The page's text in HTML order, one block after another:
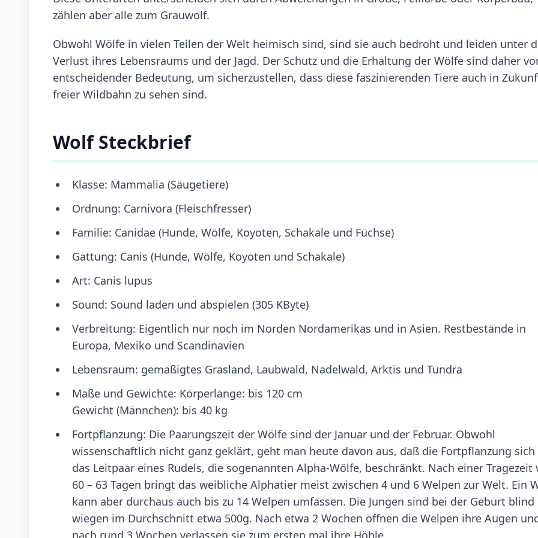
zählen aber alle zum Grauwolf.
Obwohl Wölfe in vielen Teilen der Welt heimisch sind, sind sie auch bedroht und leiden unter
Verlust ihres Lebensraums und der Jagd. Der Schutz und die Erhaltung der Wölfe sind daher
entscheidender Bedeutung, um sicherzustellen, dass diese faszinierenden Tiere auch in
freier Wildbahn zu sehen sind.
Wolf Steckbrief
Klasse: Mammalia (Säugetiere)
Ordnung: Carnivora (Fleischfresser)
Familie: Canidae (Hunde, Wölfe, Koyoten, Schakale und Füchse)
Gattung: Canis (Hunde, Wölfe, Koyoten und Schakale)
Art: Canis lupus
Sound: Sound laden und abspielen (305 KByte)
Verbreitung: Eigentlich nur noch im Norden Nordamerikas und in Asien. Restbestände in
Europa, Mexiko und Scandinavien
Lebensraum: gemäßigtes Grasland, Laubwald, Nadelwald, Arktis und Tundra
Maße und Gewichte: Körperlänge: bis 120 cm
Gewicht (Männchen): bis 40 kg
Fortpflanzung: Die Paarungszeit der Wölfe sind der Januar und der Februar. Obwohl
wissenschaftlich nicht ganz geklärt, geht man heute davon aus, daß die Fortpflanzung sich
das Leitpaar eines Rudels, die sogenannten Alpha-Wölfe, beschränkt. Nach einer Tragezeit
60 – 63 Tagen bringt das weibliche Alphatier meist zwischen 4 und 6 Welpen zur Welt. Ein
kann aber durchaus auch bis zu 14 Welpen umfassen. Die Jungen sind bei der Geburt blind
wiegen im Durchschnitt etwa 500g. Nach etwa 2 Wochen öffnen die Welpen ihre Augen
nach rund 3 Wochen verlassen sie zum ersten mal ihre Höhle.